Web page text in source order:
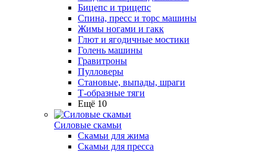
Бицепс и трицепс
Спина, пресс и торс машины
Жимы ногами и гакк
Глют и ягодичные мостики
Голень машины
Гравитроны
Пулловеры
Становые, выпады, шраги
Т-образные тяги
Ещё 10
Силовые скамьи
Скамьи для жима
Скамьи для пресса